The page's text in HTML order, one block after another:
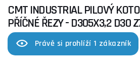
CMT INDUSTRIAL PILOVÝ
PŘÍČNÉ ŘEZY - D305X3,2 D30
Právě si prohlíží 1 zákazník